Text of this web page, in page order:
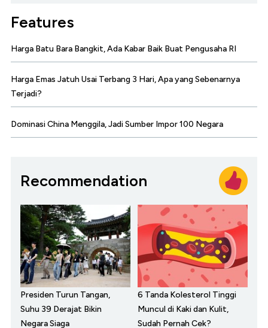
Features
Harga Batu Bara Bangkit, Ada Kabar Baik Buat Pengusaha RI
Harga Emas Jatuh Usai Terbang 3 Hari, Apa yang Sebenarnya
Terjadi?
Dominasi China Menggila, Jadi Sumber Impor 100 Negara
Recommendation
Presiden Turun Tangan,
Suhu 39 Derajat Bikin
Negara Siaga
6 Tanda Kolesterol Tinggi
Muncul di Kaki dan Kulit,
Sudah Pernah Cek?